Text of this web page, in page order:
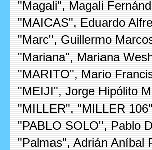
"Magali", Magali
"MAICAS", Eduardo
"Marc", Guillermo
"Mariana", Mariana
"MARITO", Mario
"MEIJI", Jorge Hipólito
"MILLER", "MILLER
"PABLO SOLO", Pablo
"Palmas", Adrián Aníbal